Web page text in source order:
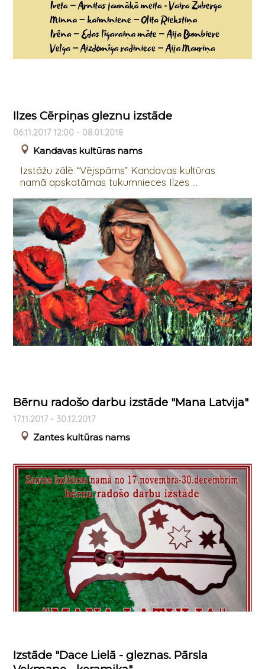
Ilzes Cērpiņas gleznu izstāde
06.11.2017 12:00 - 08.01.2018
Kandavas kultūras nams
Izstāžu zālē “Vējspārns” Kandavas kultūras
namā apskatāmas tukumnieces Ilzes ...
Bērnu radošo darbu izstāde "Mana Latvija"
17.11.2017 - 30.12.2017
Zantes kultūras nams
Izstāde "Dace Lielā - gleznas. Pārsla